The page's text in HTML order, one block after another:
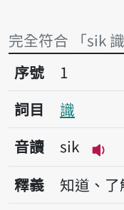
完全符合 「sik
序號1識
序號
1
詞目
識
音讀
sik
播
釋義 知道、了